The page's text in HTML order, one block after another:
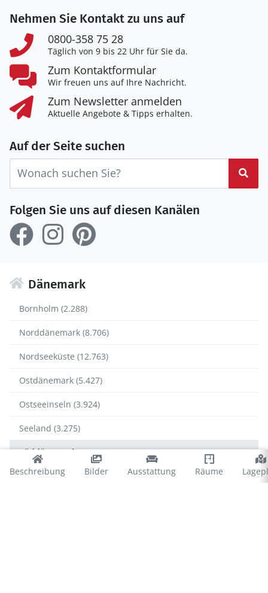
Beschreibung Bilder Ausstattung Räume
Nehmen Sie Kontakt zu uns auf
0800-358 75 28
Täglich von 9 bis 22 Uhr für Sie da.
Zum Kontaktformular
Wir freuen uns auf Ihre Nachricht.
Zum Newsletter anmelden
Aktuelle Angebote & Tipps erhalten.
Auf der Seite suchen
Folgen Sie uns auf diesen Kanälen
Dänemark
Bornholm (2.288)
Norddänemark (8.706)
Nordseeküste (12.763)
Ostdänemark (5.427)
Ostseeinseln (3.924)
Seeland (3.275)
Süddänemark (5.145)
Süddänemark